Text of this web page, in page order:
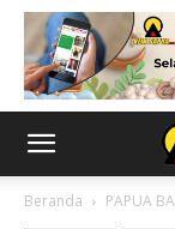
Beranda PAPUA